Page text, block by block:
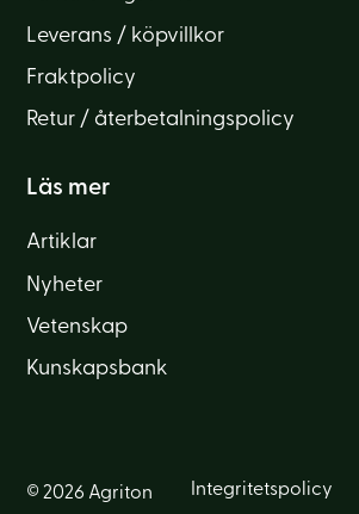
Leverans / köpvillkor
Fraktpolicy
Retur / återbetalningspolicy
Läs mer
Artiklar
Nyheter
Vetenskap
Kunskapsbank
© 2026 Agriton Integritetspolicy